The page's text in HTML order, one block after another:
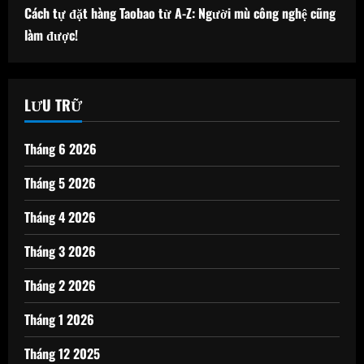
Cách tự đặt hàng Taobao từ A-Z: Người mù công nghệ cũng
làm được!
LƯU TRỮ
Tháng 6 2026
Tháng 5 2026
Tháng 4 2026
Tháng 3 2026
Tháng 2 2026
Tháng 1 2026
Tháng 12 2025